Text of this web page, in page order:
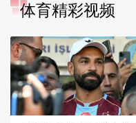
体育精彩视频